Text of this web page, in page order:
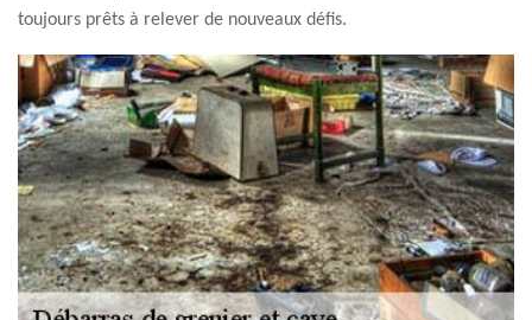
toujours prêts à relever de nouveaux défis.